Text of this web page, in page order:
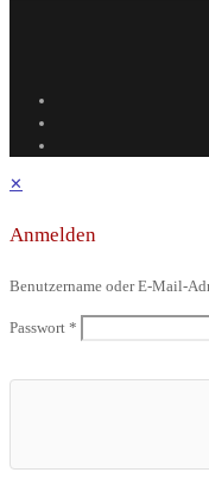
✕
Anmelden
Benutzername oder E-Mail-
Passwort *